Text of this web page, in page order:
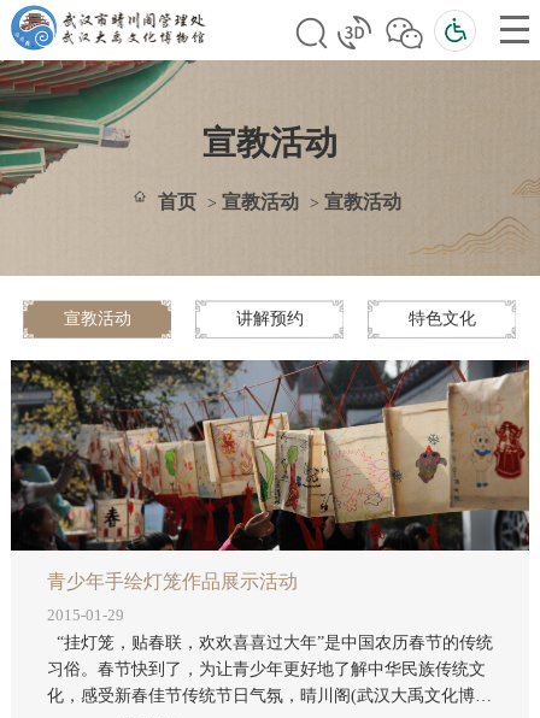
宣教活动
首页 > 宣教活动 > 宣教活动
宣教活动 讲解预约 特色文化
青少年手绘灯笼作品展示活动
2015-01-29
习俗。春节快到了，为让青少年更好地了解中华民族传统文
化，感受新春佳节传统节日气氛，晴川阁(武汉大禹文化博物